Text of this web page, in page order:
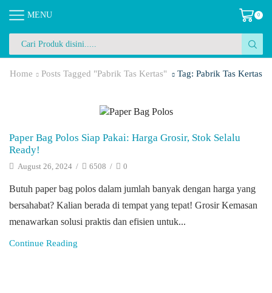
MENU 0
input
Home Posts Tagged "pabrik Tas Kertas" Tag: Pabrik Tas Kertas
Paper Bag Polos Siap Pakai: Harga Grosir, Stok Selalu
Ready!
August 26, 2024 / 6508 / 0
Butuh paper bag polos dalam jumlah banyak dengan harga yang
bersahabat? Kalian berada di tempat yang tepat! Grosir Kemasan
menawarkan solusi praktis dan efisien untuk...
Continue Reading